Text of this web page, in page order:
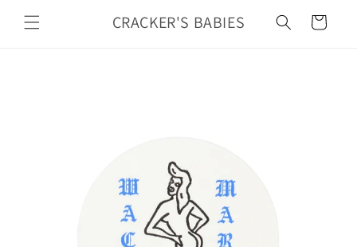
ンツに
進む
CRACKER'S BABIES
ー